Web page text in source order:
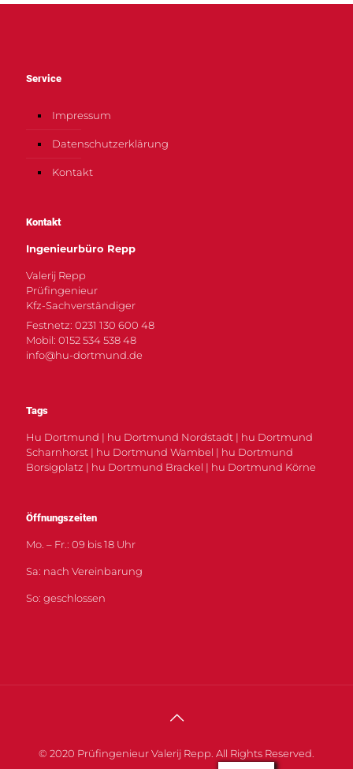
Service
Impressum
Datenschutzerklärung
Kontakt
Kontakt
Ingenieurbüro Repp
Valerij Repp
Prüfingenieur
Kfz-Sachverständiger
Festnetz: 0231 130 600 48
Mobil: 0152 534 538 48
info@hu-dortmund.de
Tags
Hu Dortmund | hu Dortmund Nordstadt | hu Dortmund
Scharnhorst | hu Dortmund Wambel | hu Dortmund
Borsigplatz | hu Dortmund Brackel | hu Dortmund Körne
Öffnungszeiten
Mo. – Fr.: 09 bis 18 Uhr
Sa: nach Vereinbarung
So: geschlossen
© 2020 Prüfingenieur Valerij Repp. All Rights Reserved.